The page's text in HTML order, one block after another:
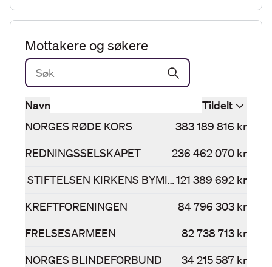
Mottakere og søkere
Navn
Tildelt
NORGES RØDE KORS
383 189 816 kr
REDNINGSSELSKAPET
236 462 070 kr
STIFTELSEN KIRKENS BYMISJON121 389 692 kr
KREFTFORENINGEN
84 796 303 kr
FRELSESARMEEN
82 738 713 kr
NORGES BLINDEFORBUND
34 215 587 kr